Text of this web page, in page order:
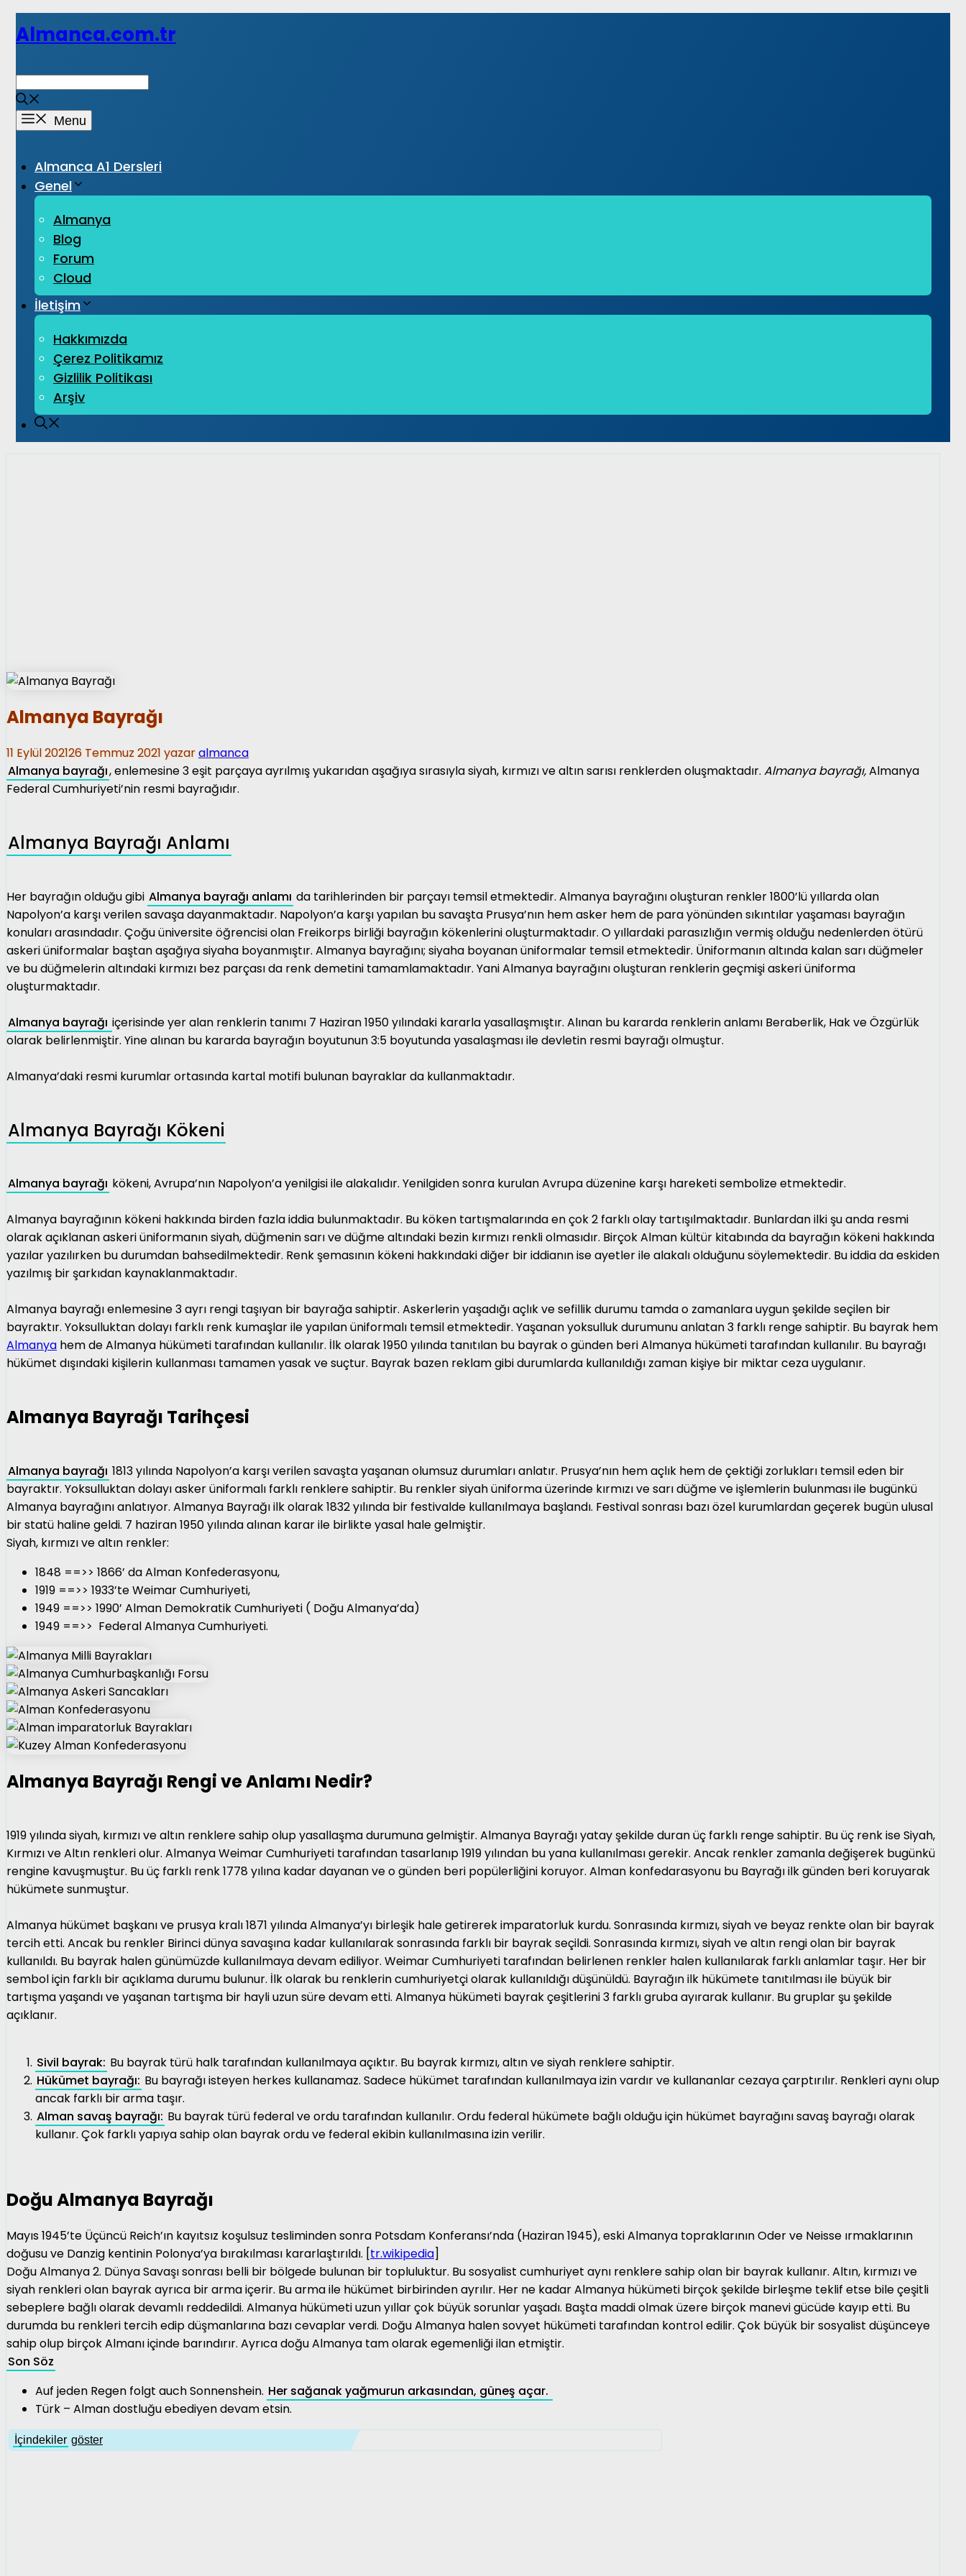
atla
Almanca.com.tr
Menu
Almanca A1 Dersleri
Genel
Almanya
Blog
Forum
Cloud
İletişim
Hakkımızda
Çerez Politikamız
Gizlilik Politikası
Arşiv
Almanya Bayrağı
11 Eylül 202126 Temmuz 2021 yazaralmanca
Almanya bayrağı, enlemesine 3 eşit parçaya ayrılmış yukarıdan aşağıya sırasıyla siyah, kırmızı ve altın sarısı renklerden oluşmaktadır. Almanya bayrağı,Almanya
Federal Cumhuriyeti’nin resmi bayrağıdır.
Almanya Bayrağı Anlamı
Her bayrağın olduğu gibi Almanya bayrağı anlamı da tarihlerinden bir parçayı temsil etmektedir. Almanya bayrağını oluşturan renkler 1800’lü yıllarda olan
Napolyon’a karşı verilen savaşa dayanmaktadır. Napolyon’a karşı yapılan bu savaşta Prusya’nın hem asker hem de para yönünden sıkıntılar yaşaması bayrağın
konuları arasındadır. Çoğu üniversite öğrencisi olan Freikorps birliği bayrağın kökenlerini oluşturmaktadır. O yıllardaki parasızlığın vermiş olduğu nedenlerden ötürü
askeri üniformalar baştan aşağıya siyaha boyanmıştır. Almanya bayrağını; siyaha boyanan üniformalar temsil etmektedir. Üniformanın altında kalan sarı düğmeler
ve bu düğmelerin altındaki kırmızı bez parçası da renk demetini tamamlamaktadır. Yani Almanya bayrağını oluşturan renklerin geçmişi askeri üniforma
oluşturmaktadır.
Almanya bayrağı içerisinde yer alan renklerin tanımı 7 Haziran 1950 yılındaki kararla yasallaşmıştır. Alınan bu kararda renklerin anlamı Beraberlik, Hak ve Özgürlük
olarak belirlenmiştir. Yine alınan bu kararda bayrağın boyutunun 3:5 boyutunda yasalaşması ile devletin resmi bayrağı olmuştur.
Almanya’daki resmi kurumlar ortasında kartal motifi bulunan bayraklar da kullanmaktadır.
Almanya Bayrağı Kökeni
Almanya bayrağı kökeni, Avrupa’nın Napolyon’a yenilgisi ile alakalıdır. Yenilgiden sonra kurulan Avrupa düzenine karşı hareketi sembolize etmektedir.
Almanya bayrağının kökeni hakkında birden fazla iddia bulunmaktadır. Bu köken tartışmalarında en çok 2 farklı olay tartışılmaktadır. Bunlardan ilki şu anda resmi
olarak açıklanan askeri üniformanın siyah, düğmenin sarı ve düğme altındaki bezin kırmızı renkli olmasıdır. Birçok Alman kültür kitabında da bayrağın kökeni hakkında
yazılar yazılırken bu durumdan bahsedilmektedir. Renk şemasının kökeni hakkındaki diğer bir iddianın ise ayetler ile alakalı olduğunu söylemektedir. Bu iddia da eskiden
yazılmış bir şarkıdan kaynaklanmaktadır.
Almanya bayrağı enlemesine 3 ayrı rengi taşıyan bir bayrağa sahiptir. Askerlerin yaşadığı açlık ve sefillik durumu tamda o zamanlara uygun şekilde seçilen bir
bayraktır. Yoksulluktan dolayı farklı renk kumaşlar ile yapılan üniformalı temsil etmektedir. Yaşanan yoksulluk durumunu anlatan 3 farklı renge sahiptir. Bu bayrak hem
Almanya hem de Almanya hükümeti tarafından kullanılır. İlk olarak 1950 yılında tanıtılan bu bayrak o günden beri Almanya hükümeti tarafından kullanılır. Bu bayrağı
hükümet dışındaki kişilerin kullanması tamamen yasak ve suçtur. Bayrak bazen reklam gibi durumlarda kullanıldığı zaman kişiye bir miktar ceza uygulanır.
Almanya Bayrağı Tarihçesi
Almanya bayrağı 1813 yılında Napolyon’a karşı verilen savaşta yaşanan olumsuz durumları anlatır. Prusya’nın hem açlık hem de çektiği zorlukları temsil eden bir
bayraktır. Yoksulluktan dolayı asker üniformalı farklı renklere sahiptir. Bu renkler siyah üniforma üzerinde kırmızı ve sarı düğme ve işlemlerin bulunması ile bugünkü
Almanya bayrağını anlatıyor. Almanya Bayrağı ilk olarak 1832 yılında bir festivalde kullanılmaya başlandı. Festival sonrası bazı özel kurumlardan geçerek bugün ulusal
bir statü haline geldi. 7 haziran 1950 yılında alınan karar ile birlikte yasal hale gelmiştir.
Siyah, kırmızı ve altın renkler:
1848 ==>> 1866’ da Alman Konfederasyonu,
1919 ==>> 1933’te Weimar Cumhuriyeti,
1949 ==>> 1990’ Alman Demokratik Cumhuriyeti ( Doğu Almanya’da)
1949 ==>> Federal Almanya Cumhuriyeti.
Almanya Bayrağı Rengi ve Anlamı Nedir?
1919 yılında siyah, kırmızı ve altın renklere sahip olup yasallaşma durumuna gelmiştir. Almanya Bayrağı yatay şekilde duran üç farklı renge sahiptir. Bu üç renk ise Siyah,
Kırmızı ve Altın renkleri olur. Almanya Weimar Cumhuriyeti tarafından tasarlanıp 1919 yılından bu yana kullanılması gerekir. Ancak renkler zamanla değişerek bugünkü
rengine kavuşmuştur. Bu üç farklı renk 1778 yılına kadar dayanan ve o günden beri popülerliğini koruyor. Alman konfedarasyonu bu Bayrağı ilk günden beri koruyarak
hükümete sunmuştur.
Almanya hükümet başkanı ve prusya kralı 1871 yılında Almanya’yı birleşik hale getirerek imparatorluk kurdu. Sonrasında kırmızı, siyah ve beyaz renkte olan bir bayrak
tercih etti. Ancak bu renkler Birinci dünya savaşına kadar kullanılarak sonrasında farklı bir bayrak seçildi. Sonrasında kırmızı, siyah ve altın rengi olan bir bayrak
kullanıldı. Bu bayrak halen günümüzde kullanılmaya devam ediliyor. Weimar Cumhuriyeti tarafından belirlenen renkler halen kullanılarak farklı anlamlar taşır. Her bir
sembol için farklı bir açıklama durumu bulunur. İlk olarak bu renklerin cumhuriyetçi olarak kullanıldığı düşünüldü. Bayrağın ilk hükümete tanıtılması ile büyük bir
tartışma yaşandı ve yaşanan tartışma bir hayli uzun süre devam etti. Almanya hükümeti bayrak çeşitlerini 3 farklı gruba ayırarak kullanır. Bu gruplar şu şekilde
açıklanır.
Sivil bayrak: Bu bayrak türü halk tarafından kullanılmaya açıktır. Bu bayrak kırmızı, altın ve siyah renklere sahiptir.
Hükümet bayrağı: Bu bayrağı isteyen herkes kullanamaz. Sadece hükümet tarafından kullanılmaya izin vardır ve kullananlar cezaya çarptırılır. Renkleri aynı olup
ancak farklı bir arma taşır.
Alman savaş bayrağı: Bu bayrak türü federal ve ordu tarafından kullanılır. Ordu federal hükümete bağlı olduğu için hükümet bayrağını savaş bayrağı olarak
kullanır. Çok farklı yapıya sahip olan bayrak ordu ve federal ekibin kullanılmasına izin verilir.
Doğu Almanya Bayrağı
Mayıs 1945’te Üçüncü Reich’ın kayıtsız koşulsuz tesliminden sonra Potsdam Konferansı’nda (Haziran 1945), eski Almanya topraklarının Oder ve Neisse ırmaklarının
doğusu ve Danzig kentinin Polonya’ya bırakılması kararlaştırıldı. [tr.wikipedia]
Doğu Almanya 2. Dünya Savaşı sonrası belli bir bölgede bulunan bir topluluktur. Bu sosyalist cumhuriyet aynı renklere sahip olan bir bayrak kullanır. Altın, kırmızı ve
siyah renkleri olan bayrak ayrıca bir arma içerir. Bu arma ile hükümet birbirinden ayrılır. Her ne kadar Almanya hükümeti birçok şekilde birleşme teklif etse bile çeşitli
sebeplere bağlı olarak devamlı reddedildi. Almanya hükümeti uzun yıllar çok büyük sorunlar yaşadı. Başta maddi olmak üzere birçok manevi gücüde kayıp etti. Bu
durumda bu renkleri tercih edip düşmanlarına bazı cevaplar verdi. Doğu Almanya halen sovyet hükümeti tarafından kontrol edilir. Çok büyük bir sosyalist düşünceye
sahip olup birçok Almanı içinde barındırır. Ayrıca doğu Almanya tam olarak egemenliği ilan etmiştir.
Son Söz
Auf jeden Regen folgt auch Sonnenshein. Her sağanak yağmurun arkasından, güneş açar.
Türk – Alman dostluğu ebediyen devam etsin.
İçindekiler göster